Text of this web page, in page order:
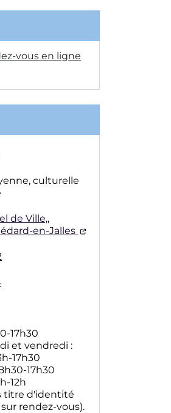
vous en ligne
culturelle
de Ville,,
en-Jalles
(ouverture dans
17h30
et vendredi :
17h30
17h30
12h
titre d'identité
rendez-vous).